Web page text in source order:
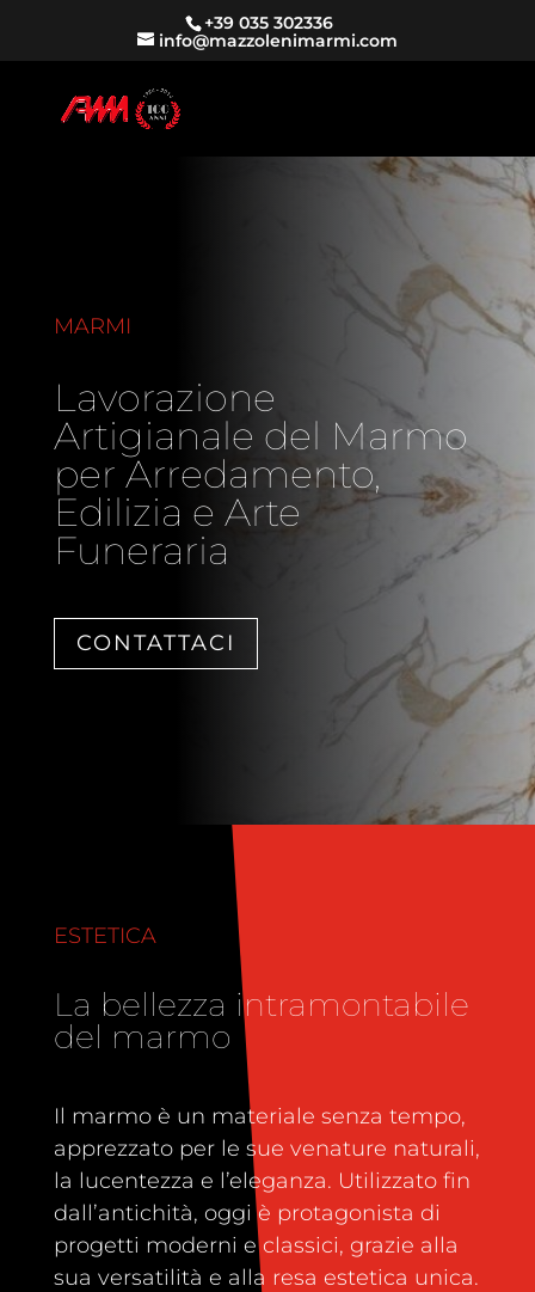
+39 035 302336
info@mazzolenimarmi.com
MARMI
Lavorazione
Artigianale del Marmo
per Arredamento,
Edilizia e Arte
Funeraria
CONTATTACI
ESTETICA
La bellezza intramontabile
del marmo
Il marmo è un materiale senza tempo,
apprezzato per le sue venature naturali,
la lucentezza e l’eleganza. Utilizzato fin
dall’antichità, oggi è protagonista di
progetti moderni e classici, grazie alla
sua versatilità e alla resa estetica unica.